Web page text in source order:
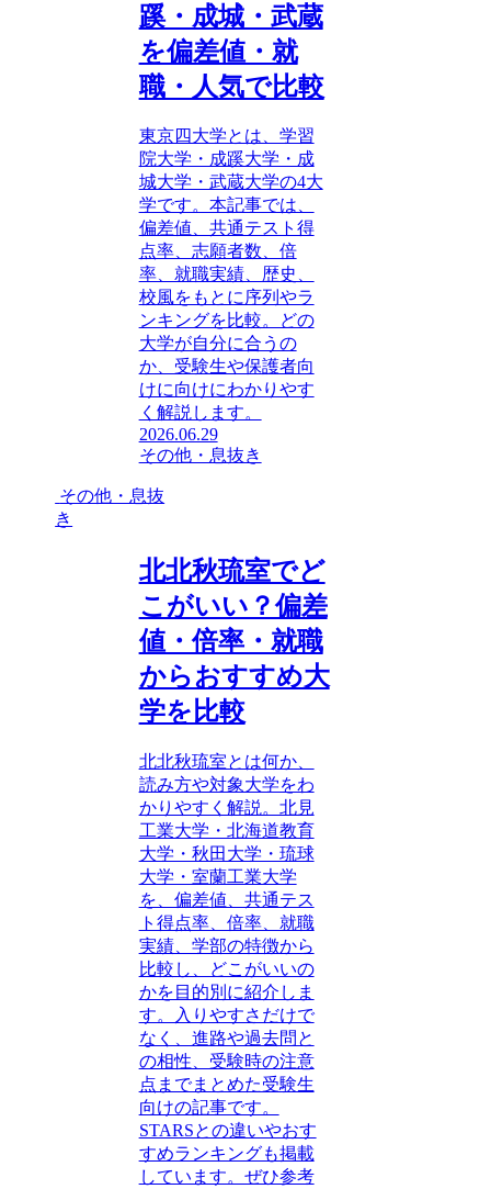
蹊・成城・武蔵
を偏差値・就
職・人気で比較
東京四大学とは、学習
院大学・成蹊大学・成
城大学・武蔵大学の4大
学です。本記事では、
偏差値、共通テスト得
点率、志願者数、倍
率、就職実績、歴史、
校風をもとに序列やラ
ンキングを比較。どの
大学が自分に合うの
か、受験生や保護者向
けに向けにわかりやす
く解説します。
2026.06.29
その他・息抜き
その他・息抜
き
北北秋琉室でど
こがいい？偏差
値・倍率・就職
からおすすめ大
学を比較
北北秋琉室とは何か、
読み方や対象大学をわ
かりやすく解説。北見
工業大学・北海道教育
大学・秋田大学・琉球
大学・室蘭工業大学
を、偏差値、共通テス
ト得点率、倍率、就職
実績、学部の特徴から
比較し、どこがいいの
かを目的別に紹介しま
す。入りやすさだけで
なく、進路や過去問と
の相性、受験時の注意
点までまとめた受験生
向けの記事です。
STARSとの違いやおす
すめランキングも掲載
しています。ぜひ参考